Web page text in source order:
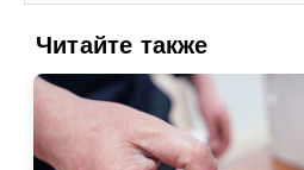
Читайте также